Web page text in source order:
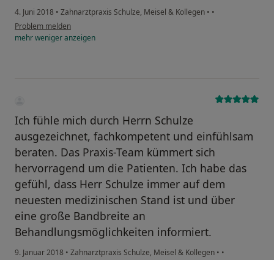
4. Juni 2018 • Zahnarztpraxis Schulze, Meisel & Kollegen • •
Problem melden
mehrwenigeranzeigen
Ich fühle mich durch Herrn Schulze
ausgezeichnet, fachkompetent und einfühlsam
beraten. Das Praxis-Team kümmert sich
hervorragend um die Patienten. Ich habe das
gefühl, dass Herr Schulze immer auf dem
neuesten medizinischen Stand ist und über
eine große Bandbreite an
Behandlungsmöglichkeiten informiert.
9. Januar 2018 • Zahnarztpraxis Schulze, Meisel & Kollegen • •